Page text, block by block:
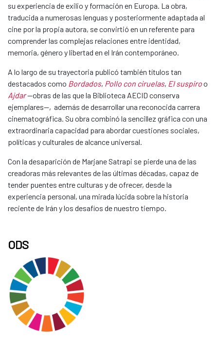
su experiencia de exilio y formación en Europa. La obra,
traducida a numerosas lenguas y posteriormente adaptada al
cine por la propia autora, se convirtió en un referente para
comprender las complejas relaciones entre identidad,
memoria, género y libertad en el Irán contemporáneo.
A lo largo de su trayectoria publicó también títulos tan
destacados como Bordados, Pollo con ciruelas, El suspiroo
Ajdar—obras de las que la Biblioteca AECID conserva
ejemplares—, además de desarrollar una reconocida carrera
cinematográfica. Su obra combinó la sencillez gráfica con una
extraordinaria capacidad para abordar cuestiones sociales,
políticas y culturales de alcance universal.
Con la desaparición de Marjane Satrapi se pierde una de las
creadoras más relevantes de las últimas décadas, capaz de
tender puentes entre culturas y de ofrecer, desde la
experiencia personal, una mirada lúcida sobre la historia
reciente de Irán y los desafíos de nuestro tiempo.
ODS